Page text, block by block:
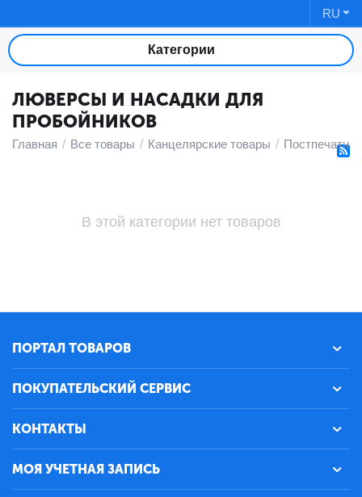
RU
Категории
ЛЮВЕРСЫ И НАСАДКИ ДЛЯ
ПРОБОЙНИКОВ
Главная / Все товары / Канцелярские товары /
В этой категории нет товаров
ПОРТАЛ ТОВАРОВ
ПОКУПАТЕЛЬСКИЙ СЕРВИС
КОНТАКТЫ
МОЯ УЧЕТНАЯ ЗАПИСЬ